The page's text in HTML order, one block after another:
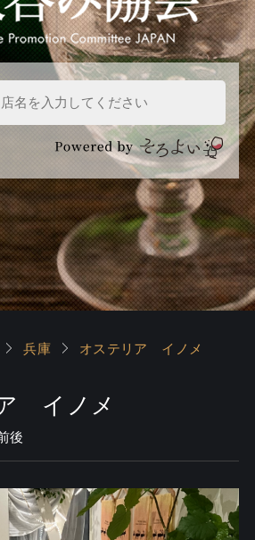
兵庫 オステリア イノメ
イノメ
後